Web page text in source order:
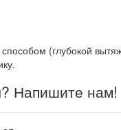
(глубокой
Напишите нам!